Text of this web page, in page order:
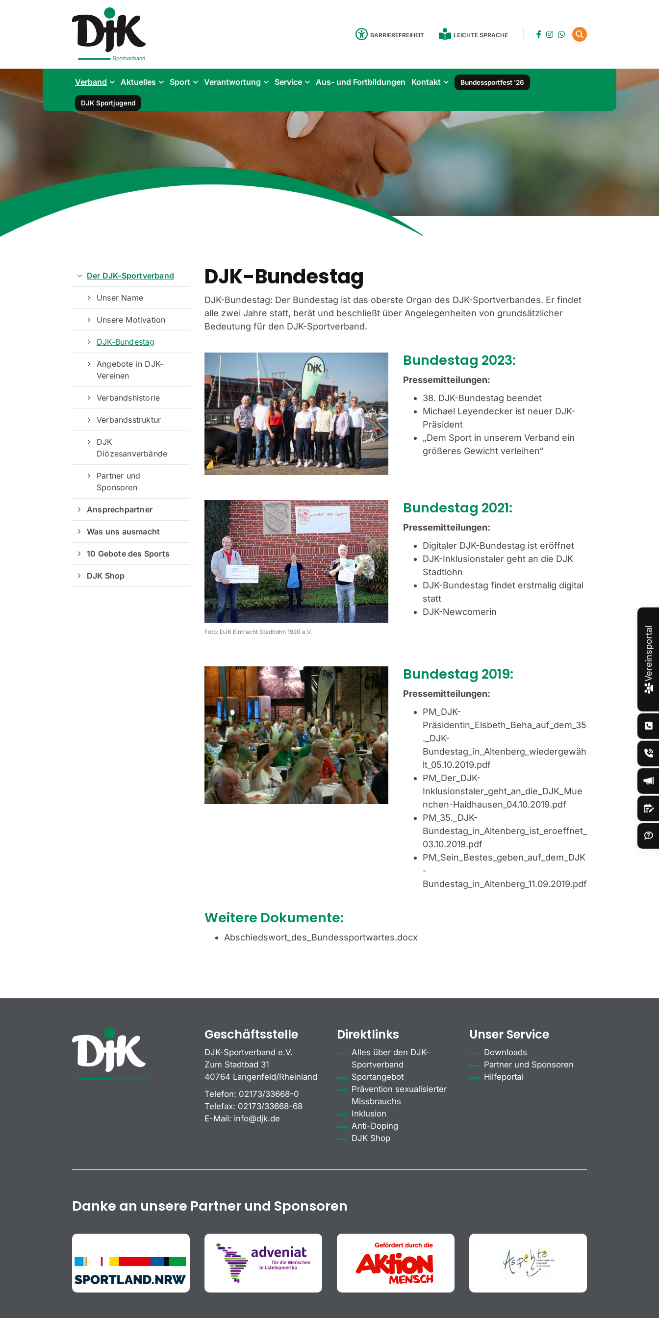
BARRIEREFREIHEIT LEICHTE SPRACHE
Verband Aktuelles Sport Verantwortung Service Aus- und Fortbildungen Kontakt Bundessportfest '26
DJK Sportjugend
DJK-Bundestag
DJK-Bundestag: Der Bundestag ist das oberste Organ des DJK-Sportverbandes. Er findet
alle zwei Jahre statt, berät und beschließt über Angelegenheiten von grundsätzlicher
Bedeutung für den DJK-Sportverband.
Bundestag 2023:
Pressemitteilungen:
38. DJK-Bundestag beendet
Michael Leyendecker ist neuer DJK-
Präsident
„Dem Sport in unserem Verband ein
größeres Gewicht verleihen“
Foto: DJK Eintracht Stadtlohn 1920 e.V.
Bundestag 2021:
Pressemitteilungen:
Digitaler DJK-Bundestag ist eröffnet
DJK-Inklusionstaler geht an die DJK
Stadtlohn
DJK-Bundestag findet erstmalig digital
statt
DJK-Newcomerin
Bundestag 2019:
Pressemitteilungen:
PM_DJK-
Präsidentin_Elsbeth_Beha_auf_dem_35
._DJK-
Bundestag_in_Altenberg_wiedergewäh
lt_05.10.2019.pdf
PM_Der_DJK-
Inklusionstaler_geht_an_die_DJK_Mue
nchen-Haidhausen_04.10.2019.pdf
PM_35._DJK-
Bundestag_in_Altenberg_ist_eroeffnet_
03.10.2019.pdf
PM_Sein_Bestes_geben_auf_dem_DJK
-
Bundestag_in_Altenberg_11.09.2019.pdf
Weitere Dokumente:
Abschiedswort_des_Bundessportwartes.docx
Der DJK-Sportverband
Unser Name
Unsere Motivation
DJK-Bundestag
Angebote in DJK-
Vereinen
Verbandshistorie
Verbandsstruktur
DJK
Diözesanverbände
Partner und
Sponsoren
Ansprechpartner
Was uns ausmacht
10 Gebote des Sports
DJK Shop
Geschäftsstelle
DJK-Sportverband e.V.
Zum Stadtbad 31
40764 Langenfeld/Rheinland
Telefon: 02173/33668-0
Telefax: 02173/33668-68
E-Mail: info@djk.de
Direktlinks
Alles über den DJK-
Sportverband
Sportangebot
Prävention sexualisierter
Missbrauchs
Inklusion
Anti-Doping
DJK Shop
Unser Service
Downloads
Partner und Sponsoren
Hilfeportal
Danke an unsere Partner und Sponsoren
Vereinsportal